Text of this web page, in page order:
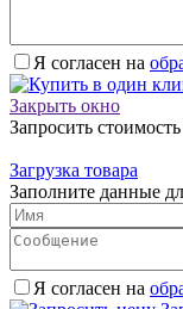
Я согласен на
Закрыть окно
Запросить стоимость
Загрузка товара
Заполните данные
Я согласен на